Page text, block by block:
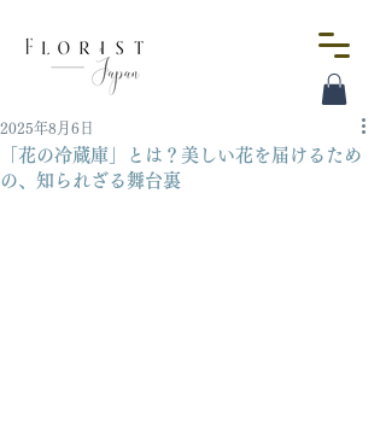
「花の冷蔵庫」とは？美しい花を届けるため
の、知られざる舞台裏
2025年8月6日